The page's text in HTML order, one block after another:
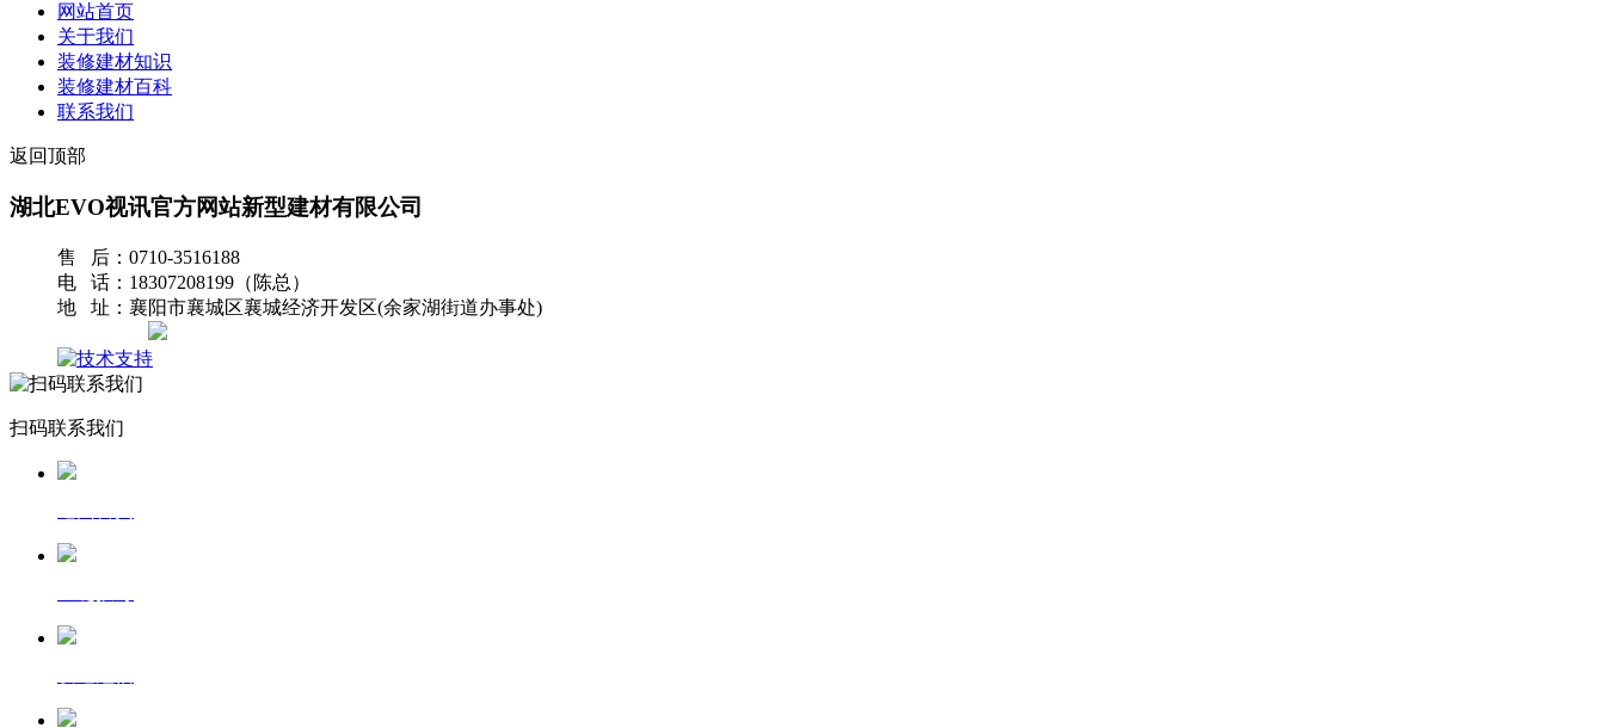
网站首页
关于我们
装修建材知识
装修建材百科
联系我们
返回顶部
湖北EVO视讯官方网站新型建材有限公司
售 后：0710-3516188
电 话：18307208199（陈总）
地 址：襄阳市襄城区襄城经济开发区(余家湖街道办事处)
扫码联系我们